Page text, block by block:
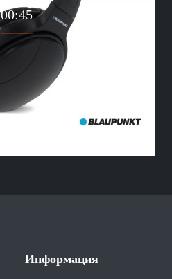
00:45
Информация